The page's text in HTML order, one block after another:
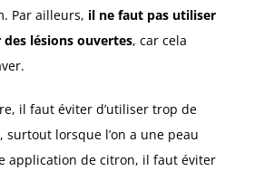
Par ailleurs, il ne faut pas utiliser
lésions ouvertes, car cela
il faut éviter d’utiliser trop de
surtout lorsque l’on a une peau
application de citron, il faut éviter